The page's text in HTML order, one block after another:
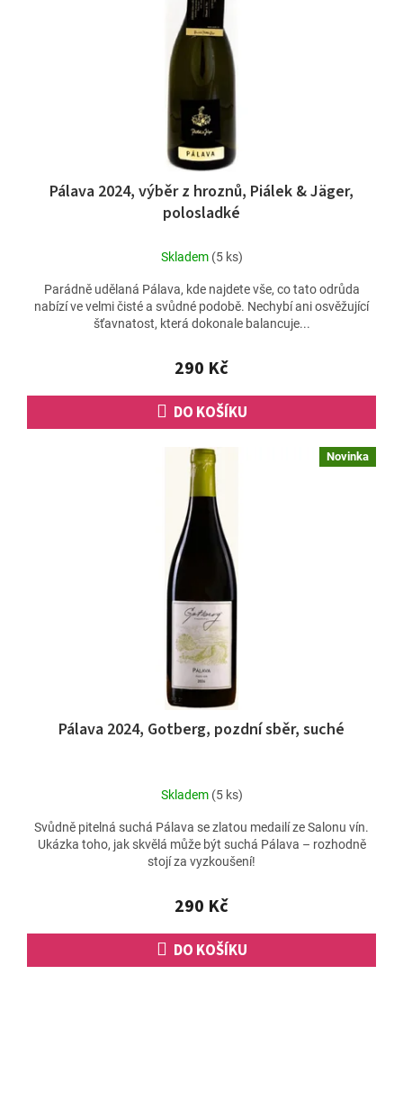
Pálava 2024, výběr z hroznů, Piálek & Jäger,
polosladké
Skladem (5 ks)
290 Kč
DO KOŠÍKU
Parádně udělaná Pálava, kde najdete vše, co tato odrůda
nabízí ve velmi čisté a svůdné podobě. Nechybí ani osvěžující
šťavnatost, která dokonale balancuje...
Novinka
Pálava 2024, Gotberg, pozdní sběr, suché
Skladem (5 ks)
290 Kč
DO KOŠÍKU
Svůdně pitelná suchá Pálava se zlatou medailí ze Salonu vín.
Ukázka toho, jak skvělá může být suchá Pálava – rozhodně
stojí za vyzkoušení!